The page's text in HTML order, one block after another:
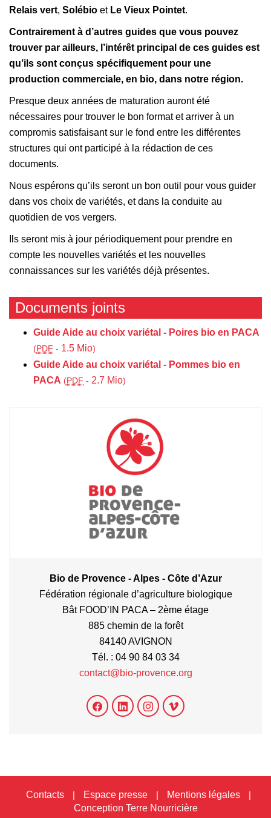
Relais vert, Solébio et Le Vieux Pointet.
Contrairement à d’autres guides que vous pouvez
trouver par ailleurs, l’intérêt principal de ces guides est
qu’ils sont conçus spécifiquement pour une
production commerciale, en bio, dans notre région.
Presque deux années de maturation auront été
nécessaires pour trouver le bon format et arriver à un
compromis satisfaisant sur le fond entre les différentes
structures qui ont participé à la rédaction de ces
documents.
Nous espérons qu’ils seront un bon outil pour vous guider
dans vos choix de variétés, et dans la conduite au
quotidien de vos vergers.
Ils seront mis à jour périodiquement pour prendre en
compte les nouvelles variétés et les nouvelles
connaissances sur les variétés déjà présentes.
Documents joints
Guide Aide au choix variétal - Poires bio en PACA
(PDF - 1.5 Mio)
Guide Aide au choix variétal - Pommes bio en
PACA (PDF - 2.7 Mio)
Bio de Provence - Alpes - Côte d’Azur
Fédération régionale d’agriculture biologique
Bât FOOD’IN PACA – 2ème étage
885 chemin de la forêt
84140 AVIGNON
Tél. : 04 90 84 03 34
contact@bio-provence.org
Contacts | Espace presse | Mentions légales
|
Conception Terre Nourricière